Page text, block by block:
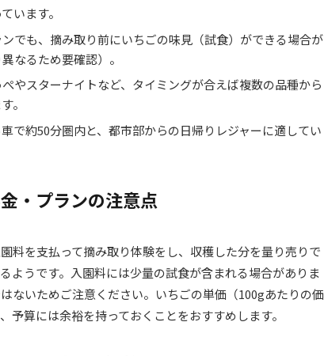
います。
ンでも、摘み取り前にいちごの味見（試食）ができる場合が
なるため要確認）。
ぺやスターナイトなど、タイミングが合えば複数の品種から
。
で約50分圏内と、都市部からの日帰りレジャーに適してい
・プランの注意点
料を支払って摘み取り体験をし、収穫した分を量り売りで
ようです。入園料には少量の試食が含まれる場合がありま
ないためご注意ください。いちごの単価（100gあたりの価
予算には余裕を持っておくことをおすすめします。